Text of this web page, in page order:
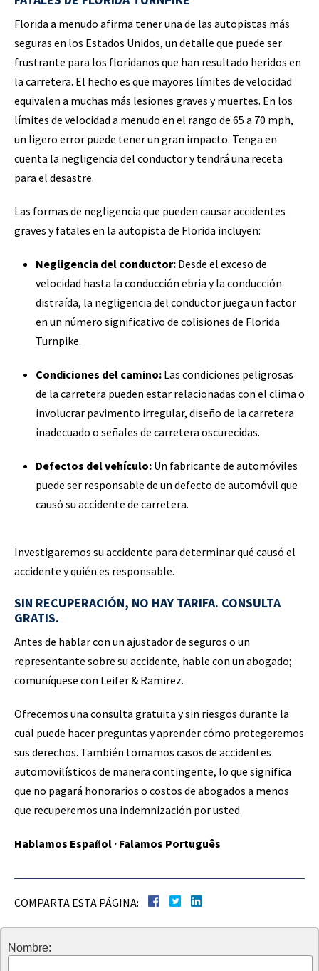
Florida a menudo afirma tener una de las autopistas más
seguras en los Estados Unidos, un detalle que puede ser
frustrante para los floridanos que han resultado heridos en
la carretera. El hecho es que mayores límites de velocidad
equivalen a muchas más lesiones graves y muertes. En los
límites de velocidad a menudo en el rango de 65 a 70 mph,
un ligero error puede tener un gran impacto. Tenga en
cuenta la negligencia del conductor y tendrá una receta
para el desastre.
Las formas de negligencia que pueden causar accidentes
graves y fatales en la autopista de Florida incluyen:
Negligencia del conductor: Desde el exceso de
velocidad hasta la conducción ebria y la conducción
distraída, la negligencia del conductor juega un factor
en un número significativo de colisiones de Florida
Turnpike.
Condiciones del camino: Las condiciones peligrosas
de la carretera pueden estar relacionadas con el clima o
involucrar pavimento irregular, diseño de la carretera
inadecuado o señales de carretera oscurecidas.
Defectos del vehículo: Un fabricante de automóviles
puede ser responsable de un defecto de automóvil que
causó su accidente de carretera.
Investigaremos su accidente para determinar qué causó el
accidente y quién es responsable.
SIN RECUPERACIÓN, NO HAY TARIFA. CONSULTA
GRATIS.
Antes de hablar con un ajustador de seguros o un
representante sobre su accidente, hable con un abogado;
comuníquese con Leifer & Ramirez.
Ofrecemos una consulta gratuita y sin riesgos durante la
cual puede hacer preguntas y aprender cómo protegeremos
sus derechos. También tomamos casos de accidentes
automovilísticos de manera contingente, lo que significa
que no pagará honorarios o costos de abogados a menos
que recuperemos una indemnización por usted.
Hablamos Español · Falamos Português
COMPARTA ESTA PÁGINA:
Nombre: